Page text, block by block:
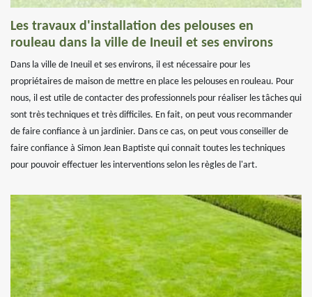
Les travaux d'installation des pelouses en
rouleau dans la ville de Ineuil et ses environs
Dans la ville de Ineuil et ses environs, il est nécessaire pour les
propriétaires de maison de mettre en place les pelouses en rouleau. Pour
nous, il est utile de contacter des professionnels pour réaliser les tâches qui
sont très techniques et très difficiles. En fait, on peut vous recommander
de faire confiance à un jardinier. Dans ce cas, on peut vous conseiller de
faire confiance à Simon Jean Baptiste qui connait toutes les techniques
pour pouvoir effectuer les interventions selon les règles de l'art.